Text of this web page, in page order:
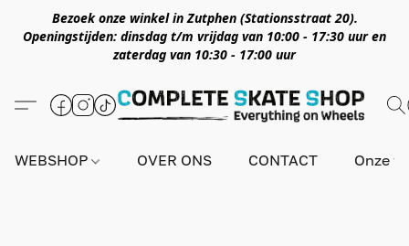
Bezoek onze winkel in Zutphen (Stationsstraat 20).
Openingstijden: dinsdag t/m vrijdag van 10:00 - 17:30 uur en
zaterdag van 10:30 - 17:00 uur
WEBSHOP OVER ONS CONTACT Onze